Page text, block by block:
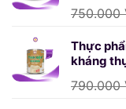
750.000
Thực
kháng
790.000